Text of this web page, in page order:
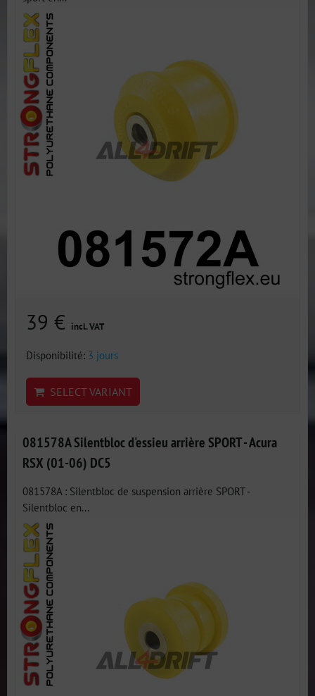
39 € incl. VAT
Disponibilité: 3 jours
SELECT VARIANT
081578A Silentbloc d'essieu arrière SPORT - Acura
RSX (01-06) DC5
081578A : Silentbloc de suspension arrière SPORT -
Silentbloc en...